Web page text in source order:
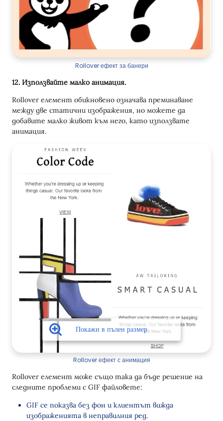
Rollover ефект за банери
12. Използвайте малко анимация.
Rollover елемент обикновено означава преминаване
между две статични изображения, но можете да
добавите малко живот към него, като използвате
анимация.
Rollover ефект с анимация
Rollover елемент може също така да бъде решение на
следните проблеми с GIF файловете:
GIF се показва без фон и клиентът вижда
изображенията в неправилния ред.